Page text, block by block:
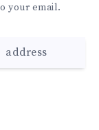
your email.